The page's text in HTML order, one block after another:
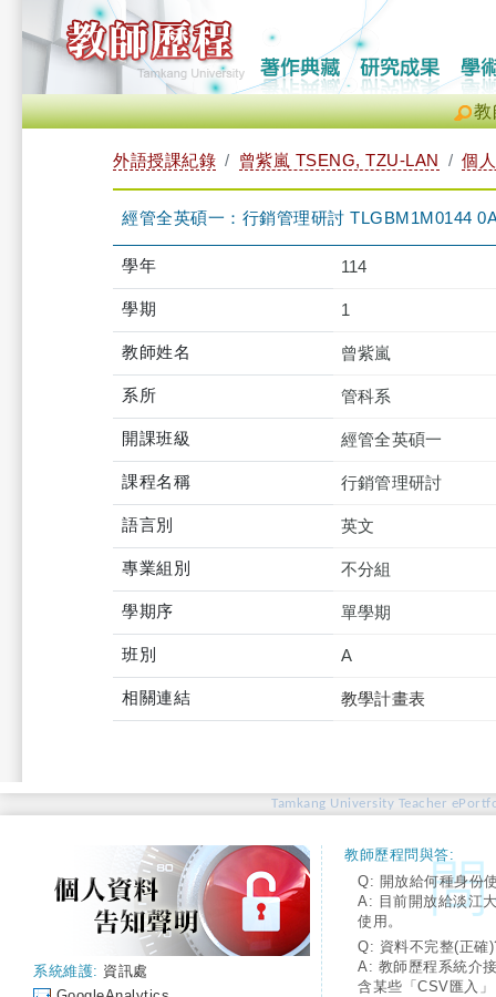
教
外語授課紀錄 曾紫嵐 TSENG, TZU-LAN 個
經管全英碩一：行銷管理研討 TLGBM1M0144
學年 114
學期 1
教師姓名 曾紫嵐
系所 管科系
開課班級 經管全英碩一
課程名稱 行銷管理研討
語言別 英文
專業組別 不分組
學期序 單學期
班別 A
相關連結 教學計畫表
Tamkang University Teacher
系統維護: 資訊處
教師歷程問與答:
Q: 開放給何種身份
A: 目前開放給淡江
使用。
Q: 資料不完整(正確
A: 教師歷程系統介
含某些「CSV匯入